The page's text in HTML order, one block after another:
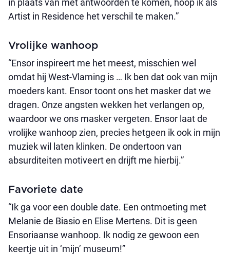
in plaats van met antwoorden te komen, hoop ik als
Artist in Residence het verschil te maken.”
Vrolijke wanhoop
“Ensor inspireert me het meest, misschien wel
omdat hij West-Vlaming is … Ik ben dat ook van mijn
moeders kant. Ensor toont ons het masker dat we
dragen. Onze angsten wekken het verlangen op,
waardoor we ons masker vergeten. Ensor laat de
vrolijke wanhoop zien, precies hetgeen ik ook in mijn
muziek wil laten klinken. De ondertoon van
absurditeiten motiveert en drijft me hierbij.”
Favoriete date
“Ik ga voor een double date. Een ontmoeting met
Melanie de Biasio en Elise Mertens. Dit is geen
Ensoriaanse wanhoop. Ik nodig ze gewoon een
keertje uit in ‘mijn’ museum!”